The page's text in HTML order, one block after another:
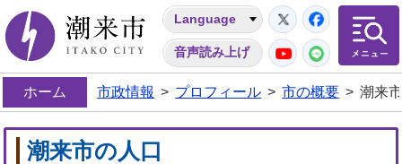
潮来市
Language
音声読み上げ
Twitter
YouTube
LINE
ホーム 市政情報 > プロフィール > 市の概要 > 潮来
潮来市の人口